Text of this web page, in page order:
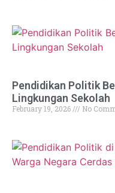
Pendidikan Politik
Lingkungan Sekolah
February 19, 2026 No